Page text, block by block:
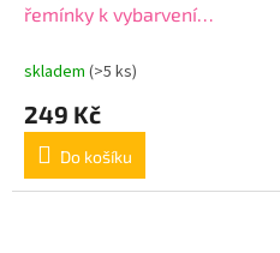
řemínky k vybarvení
skladem (>5 ks)
249 Kč
Do košíku